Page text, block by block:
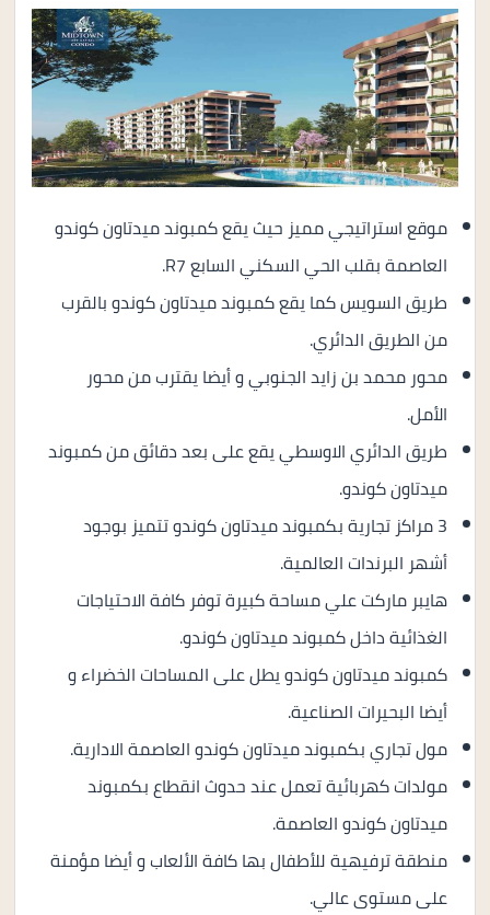
موقع استراتيجي مميز حيث يقع كمبوند ميدتاون كوندو
العاصمة بقلب الحي السكني السابع R7.
طريق السويس كما يقع كمبوند ميدتاون كوندو بالقرب
من الطريق الدائري.
محور محمد بن زايد الجنوبي و أيضا يقترب من محور
الأمل.
طريق الدائري الاوسطي يقع على بعد دقائق من كمبوند
ميدتاون كوندو.
3 مراكز تجارية بكمبوند ميدتاون كوندو تتميز بوجود
أشهر البرندات العالمية.
هايبر ماركت علي مساحة كبيرة توفر كافة الاحتياجات
الغذائية داخل كمبوند ميدتاون كوندو.
كمبوند ميدتاون كوندو يطل على المساحات الخضراء و
أيضا البحيرات الصناعية.
مول تجاري بكمبوند ميدتاون كوندو العاصمة الادارية.
مولدات كهربائية تعمل عند حدوث انقطاع بكمبوند
ميدتاون كوندو العاصمة.
منطقة ترفيهية للأطفال بها كافة الألعاب و أيضا مؤمنة
على مستوى عالي.